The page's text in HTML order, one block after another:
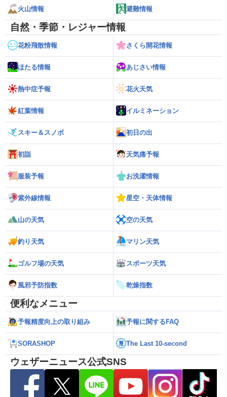
火山情報 避難情報
自然・季節・レジャー情報
花粉飛散情報 さくら開花情報
ほたる情報 あじさい情報
熱中症予報 花火天気
紅葉情報 イルミネーション
スキー＆スノボ 初日の出
初詣 天気痛予報
服装予報 お洗濯情報
紫外線情報 星空・天体情報
山の天気 空の天気
釣り天気 マリン天気
ゴルフ場の天気 スポーツ天気
風邪予防指数 乾燥指数
便利なメニュー
予報精度向上の取り組み 予報に関するFAQ
SORASHOP The Last 10-second
ウェザーニュース公式SNS